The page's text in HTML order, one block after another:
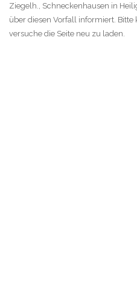
Ziegelh., Schneckenhausen in
über diesen Vorfall informiert.
versuche die Seite neu zu laden.